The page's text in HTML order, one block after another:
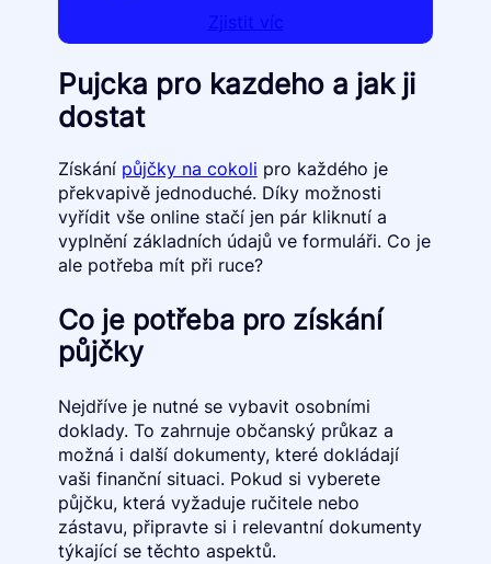
Zjistit víc
Pujcka pro kazdeho a jak ji
dostat
Získání půjčky na cokoli pro každého je
překvapivě jednoduché. Díky možnosti
vyřídit vše online stačí jen pár kliknutí a
vyplnění základních údajů ve formuláři. Co je
ale potřeba mít při ruce?
Co je potřeba pro získání
půjčky
Nejdříve je nutné se vybavit osobními
doklady. To zahrnuje občanský průkaz a
možná i další dokumenty, které dokládají
vaši finanční situaci. Pokud si vyberete
půjčku, která vyžaduje ručitele nebo
zástavu, připravte si i relevantní dokumenty
týkající se těchto aspektů.